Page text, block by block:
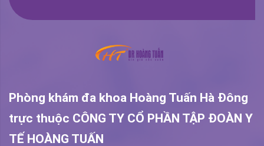
Phòng khám đa khoa Hoàng Tuấn Hà Đông
trực thuộc CÔNG TY CỔ PHẦN TẬP ĐOÀN Y
TẾ HOÀNG TUẤN